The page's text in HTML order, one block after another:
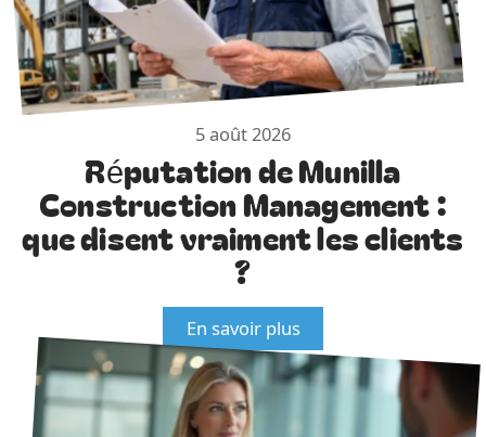
5 août 2026
Réputation de Munilla
Construction Management :
que disent vraiment les clients
?
En savoir plus